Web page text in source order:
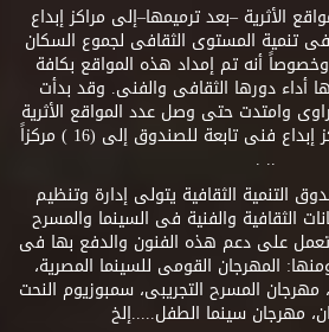
الأثرية –بعد ترميمها–إلى مراكز إبداع
تنمية المستوى الثقافى لجموع السكان
أنه تم إمداد هذه المواقع بكافة
أداء دورها الثقافى والفنى. وقد بدأت
1996 ببيت الهراوى وامتدت حتى وصل عدد المواقع الأثرية
التى تم تحويلها إلى مراكز إبداع فنى تابعة للصندوق إلى (16 ) مركزاً
.. .
التنمية الثقافية يتولى إدارة وتنظيم
الثقافية والفنية فى السينما والمسرح
تعمل على دعم هذه الفنون والدفع بها فى
المهرجان القومى للسينما المصرية،
المسرح التجريبى، سمبوزيوم النحت
مهرجان سينما الطفل.....إلخ